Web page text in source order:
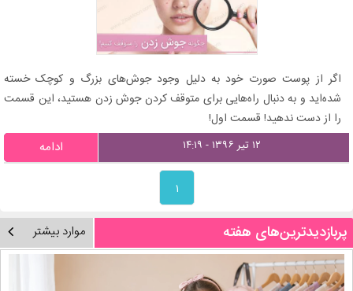
اگر از پوست صورت خود به دلیل وجود جوش‌های بزرگ و کوچک خسته
شده‌اید و به دنبال راه‌هایی برای متوقف کردن جوش زدن هستید، این قسمت
را از دست ندهید! قسمت اول!
۱۲ تیر ۱۳۹۶ - ۱۴:۱۹ ادامه
۱
پربازدیدترین‌های هفته موارد بیشتر